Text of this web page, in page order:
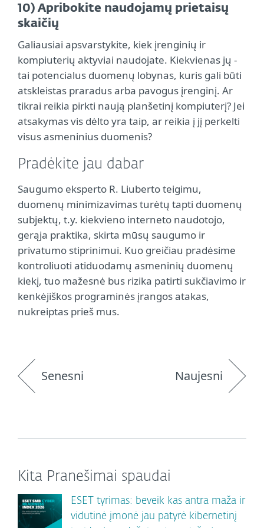
10) Apribokite naudojamų prietaisų
skaičių
Galiausiai apsvarstykite, kiek įrenginių ir
kompiuterių aktyviai naudojate. Kiekvienas jų -
tai potencialus duomenų lobynas, kuris gali būti
atskleistas praradus arba pavogus įrenginį. Ar
tikrai reikia pirkti naują planšetinį kompiuterį? Jei
atsakymas vis dėlto yra taip, ar reikia į jį perkelti
visus asmeninius duomenis?
Pradėkite jau dabar
Saugumo eksperto R. Liuberto teigimu,
duomenų minimizavimas turėtų tapti duomenų
subjektų, t.y. kiekvieno interneto naudotojo,
gerąja praktika, skirta mūsų saugumo ir
privatumo stiprinimui. Kuo greičiau pradėsime
kontroliuoti atiduodamų asmeninių duomenų
kiekį, tuo mažesnė bus rizika patirti sukčiavimo ir
kenkėjiškos programinės įrangos atakas,
nukreiptas prieš mus.
Senesni Naujesni
Kita Pranešimai spaudai
ESET tyrimas: beveik kas antra maža ir
vidutinė įmonė jau patyrė kibernetinį